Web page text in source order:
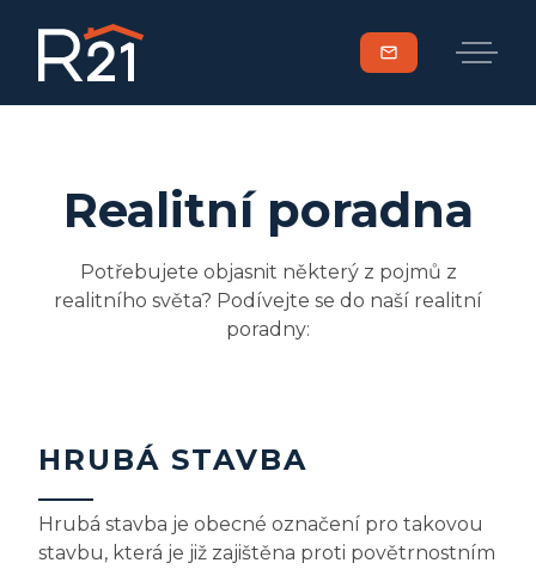
mail
Realitní poradna
Potřebujete objasnit některý z pojmů z
realitního světa? Podívejte se do naší realitní
poradny:
HRUBÁ STAVBA
Hrubá stavba je obecné označení pro takovou
stavbu, která je již zajištěna proti povětrnostním